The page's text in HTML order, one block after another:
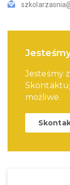
Jesteśmy
możliwe.